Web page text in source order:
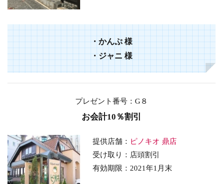
・かんぷ様
・ジャニ 様
プレゼント番号 ：G８
お会計10％割引
提供店舗： ピノキオ 鼎店
受け取り：店頭割引
有効期限：2021年1月末